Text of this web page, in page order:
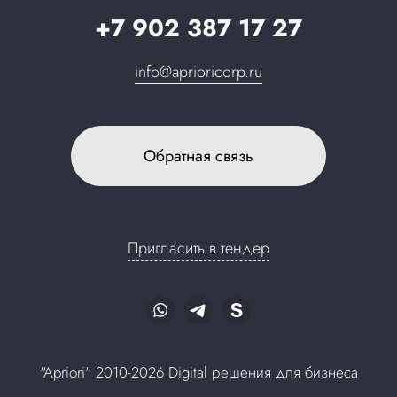
+7 902 387 17 27
info@aprioricorp.ru
Обратная связь
Пригласить в тендер
"Apriori" 2010-2026 Digital решения для бизнеса